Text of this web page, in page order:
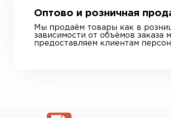
Оптово и розничная
Мы продаём товары как в
зависимости от объёмов заказа
предоставляем клиентам